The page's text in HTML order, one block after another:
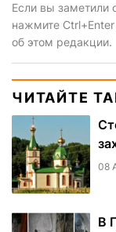
Если вы заметили
нажмите
об этом редакции.
ЧИТАЙТЕ
08
В